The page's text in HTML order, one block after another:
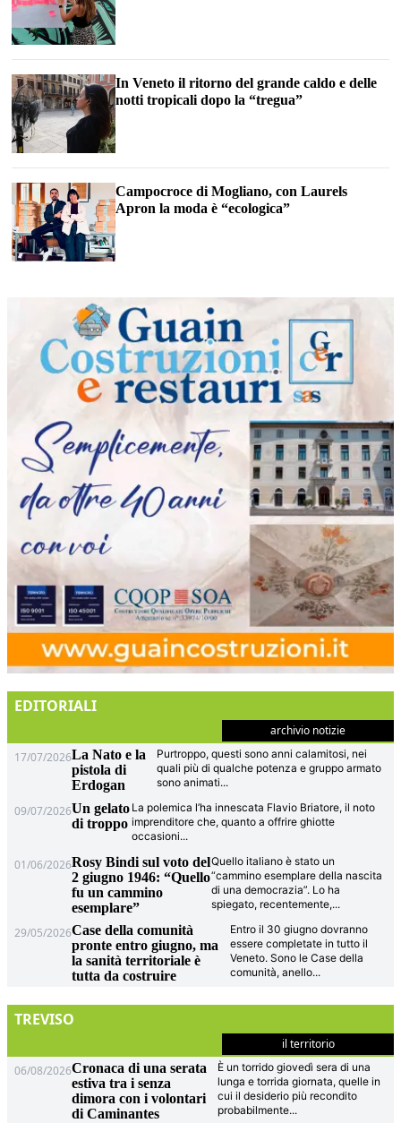
In Veneto il ritorno del grande caldo e delle
notti tropicali dopo la “tregua”
Campocroce di Mogliano, con Laurels
Apron la moda è “ecologica”
EDITORIALI
archivio notizie
17/07/2026La Nato e la
pistola di
Erdogan
Purtroppo, questi sono anni calamitosi, nei
quali più di qualche potenza e gruppo armato
sono animati...
09/07/2026Un gelato
di troppo
La polemica l’ha innescata Flavio Briatore, il noto
imprenditore che, quanto a offrire ghiotte
occasioni...
01/06/2026Rosy Bindi sul voto del
2 giugno 1946: “Quello
fu un cammino
esemplare”
Quello italiano è stato un
“cammino esemplare della nascita
di una democrazia”. Lo ha
spiegato, recentemente,...
29/05/2026Case della comunità
pronte entro giugno, ma
la sanità territoriale è
tutta da costruire
Entro il 30 giugno dovranno
essere completate in tutto il
Veneto. Sono le Case della
comunità, anello...
TREVISO
il territorio
06/08/2026Cronaca di una serata
estiva tra i senza
dimora con i volontari
di Caminantes
È un torrido giovedì sera di una
lunga e torrida giornata, quelle in
cui il desiderio più recondito
probabilmente...